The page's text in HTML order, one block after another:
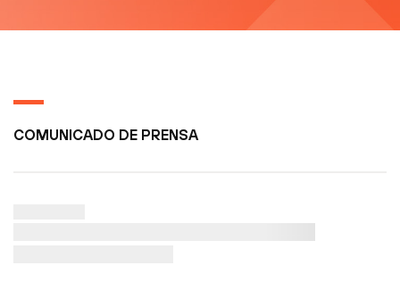
COMUNICADO DE PRENSA